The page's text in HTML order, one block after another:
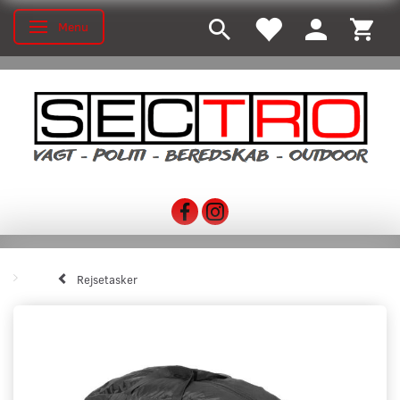
Toggle navigation
Menu
Rejsetasker